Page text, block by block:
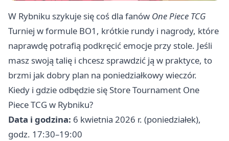
W Rybniku szykuje się coś dla fanów One Piece TCG
Turniej w formule BO1, krótkie rundy i nagrody, które
naprawdę potrafią podkręcić emocje przy stole. Jeśli
masz swoją talię i chcesz sprawdzić ją w praktyce, to
brzmi jak dobry plan na poniedziałkowy wieczór.
Kiedy i gdzie odbędzie się Store Tournament One
Piece TCG w Rybniku?
Data i godzina: 6 kwietnia 2026 r. (poniedziałek),
godz. 17:30–19:00